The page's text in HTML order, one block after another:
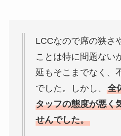
LCCなので席の狭さ
ことは特に問題ない
延もそこまでなく、
でした。しかし、 全
タッフの態度が悪く
せんでした。